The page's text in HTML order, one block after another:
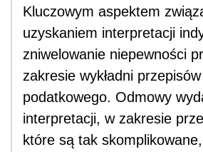
Kluczowym aspektem
uzyskaniem interpretacji
zniwelowanie niepewności
zakresie wykładni
podatkowego. Odmowy
interpretacji, w zakresie
które są tak